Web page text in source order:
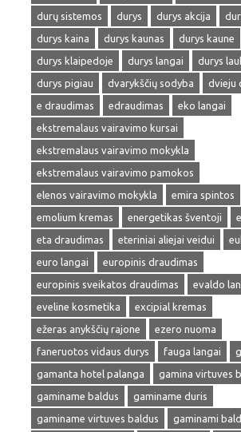
durų sistemos
durys durys akcija
durys kaina
durys kaunas durys kaune
durys klaipedoje
durys langai
durys
durys pigiau
dvarykščių sodyba
dvieju
e draudimas
edraudimas
eko langai
ekstremalaus vairavimo kursai
ekstremalaus vairavimo mokykla
ekstremalaus vairavimo pamokos
elenos vairavimo mokykla
emira spintos
emolium kremas
energetikas šventoji
eta draudimas
eteriniai aliejai veidui
euro langai
europinis draudimas
europinis sveikatos draudimas
evaldo
eveline kosmetika
excipial kremas
ežeras anykščių rajone
ezero nuoma
faneruotos vidaus durys
fauga langai
gamanta hotel palanga
gamina virtuves
gaminame baldus
gaminame duris
gaminame virtuves baldus
gaminami